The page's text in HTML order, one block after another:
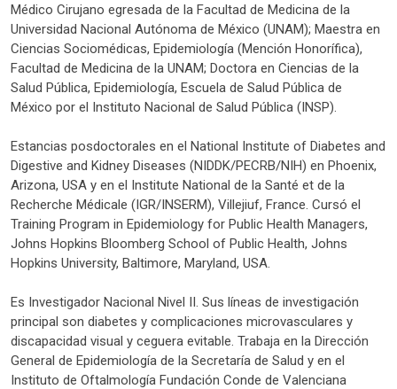
Médico Cirujano egresada de la Facultad de Medicina de la
Universidad Nacional Autónoma de México (UNAM); Maestra en
Ciencias Sociomédicas, Epidemiología (Mención Honorífica),
Facultad de Medicina de la UNAM; Doctora en Ciencias de la
Salud Pública, Epidemiología, Escuela de Salud Pública de
México por el Instituto Nacional de Salud Pública (INSP).
Estancias posdoctorales en el National Institute of Diabetes and
Digestive and Kidney Diseases (NIDDK/PECRB/NIH) en Phoenix,
Arizona, USA y en el Institute National de la Santé et de la
Recherche Médicale (IGR/INSERM), Villejiuf, France. Cursó el
Training Program in Epidemiology for Public Health Managers,
Johns Hopkins Bloomberg School of Public Health, Johns
Hopkins University, Baltimore, Maryland, USA.
Es Investigador Nacional Nivel II. Sus líneas de investigación
principal son diabetes y complicaciones microvasculares y
discapacidad visual y ceguera evitable. Trabaja en la Dirección
General de Epidemiología de la Secretaría de Salud y en el
Instituto de Oftalmología Fundación Conde de Valenciana